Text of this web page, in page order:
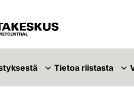
Tietoa riistasta